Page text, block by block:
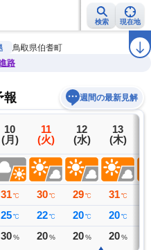
検索 現在地
警報・注意報 ラ
鳥取県伯耆町
路
報 週間の最新見解
10
(月)
31 ℃
25 ℃
30 %
11
(火)
30 ℃
22 ℃
20 %
12
(水)
29 ℃
20 ℃
20 %
13
(木)
31 ℃
20 ℃
20 %